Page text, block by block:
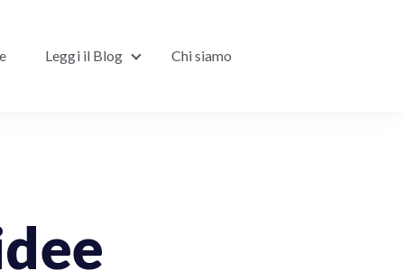
Leggi il Blog
Show submenu for Leggi il Blog
Chi siamo